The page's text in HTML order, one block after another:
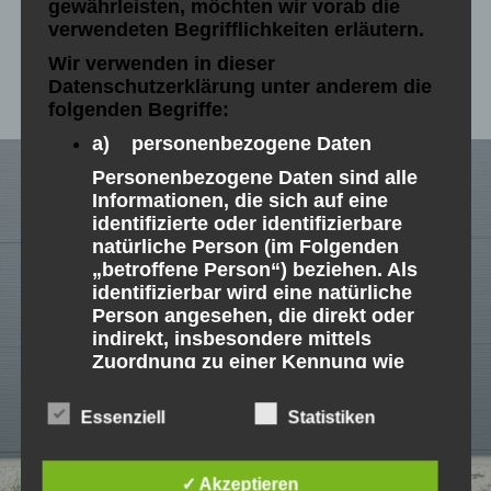
gewährleisten, möchten wir vorab die
verwendeten Begrifflichkeiten erläutern.
Wir verwenden in dieser
Datenschutzerklärung unter anderem die
folgenden Begriffe:
a) personenbezogene Daten
Personenbezogene Daten sind alle
Informationen, die sich auf eine
identifizierte oder identifizierbare
natürliche Person (im Folgenden
„betroffene Person“) beziehen. Als
identifizierbar wird eine natürliche
Person angesehen, die direkt oder
indirekt, insbesondere mittels
Zuordnung zu einer Kennung wie
zu Standortdaten, zu einer Online-
Kennung oder zu einem oder
die Ausdruck der physischen,
Essenziell Statistiken
✓ Akzeptieren